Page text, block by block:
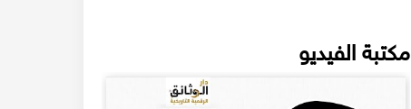
مكتبة الفيديو